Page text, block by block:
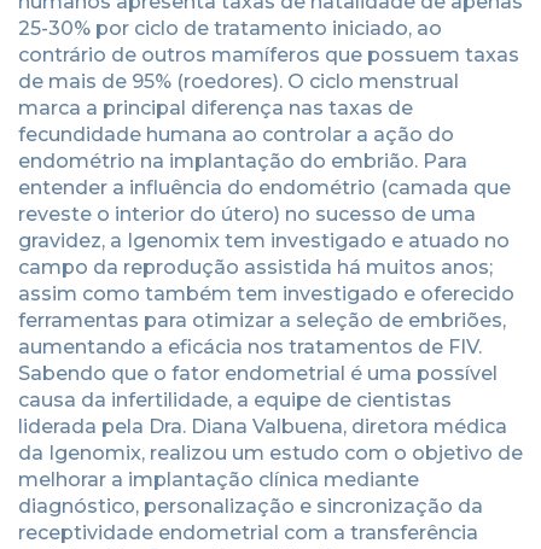
25-30% por ciclo de tratamento iniciado, ao
contrário de outros mamíferos que possuem taxas
de mais de 95% (roedores). O ciclo menstrual
marca a principal diferença nas taxas de
fecundidade humana ao controlar a ação do
endométrio na implantação do embrião. Para
entender a influência do endométrio (camada que
reveste o interior do útero) no sucesso de uma
gravidez, a Igenomix tem investigado e atuado no
campo da reprodução assistida há muitos anos;
assim como também tem investigado e oferecido
ferramentas para otimizar a seleção de embriões,
aumentando a eficácia nos tratamentos de FIV.
Sabendo que o fator endometrial é uma possível
causa da infertilidade, a equipe de cientistas
liderada pela Dra. Diana Valbuena, diretora médica
da Igenomix, realizou um estudo com o objetivo de
melhorar a implantação clínica mediante
diagnóstico, personalização e sincronização da
receptividade endometrial com a transferência